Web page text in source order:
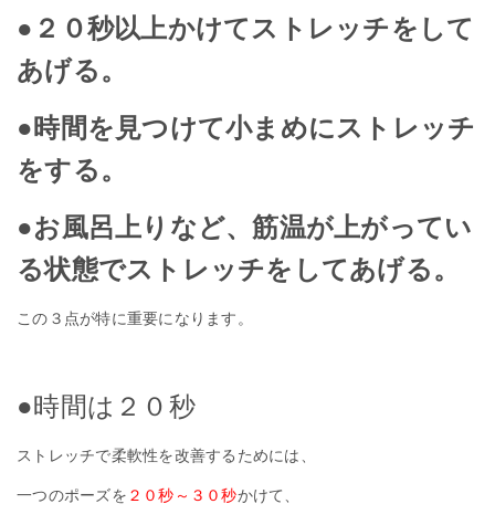
●２０秒以上かけてストレッチをして
あげる。
●時間を見つけて小まめにストレッチ
をする。
●お風呂上りなど、筋温が上がってい
る状態でストレッチをしてあげる。
この３点が特に重要になります。
●時間は２０秒
ストレッチで柔軟性を改善するためには、
一つのポーズを ２０秒～３０秒かけて、